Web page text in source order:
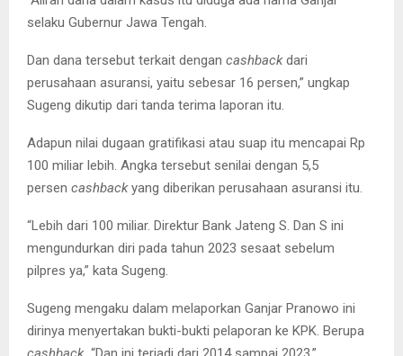
selaku Gubernur Jawa Tengah.
Dan dana tersebut terkait dengan cashbackdari
perusahaan asuransi, yaitu sebesar 16 persen,” ungkap
Sugeng dikutip dari tanda terima laporan itu.
Adapun nilai dugaan gratifikasi atau suap itu mencapai Rp
100 miliar lebih. Angka tersebut senilai dengan 5,5
persen cashbackyang diberikan perusahaan asuransi itu.
“Lebih dari 100 miliar. Direktur Bank Jateng S. Dan S ini
mengundurkan diri pada tahun 2023 sesaat sebelum
pilpres ya,” kata Sugeng.
Sugeng mengaku dalam melaporkan Ganjar Pranowo ini
dirinya menyertakan bukti-bukti pelaporan ke KPK. Berupa